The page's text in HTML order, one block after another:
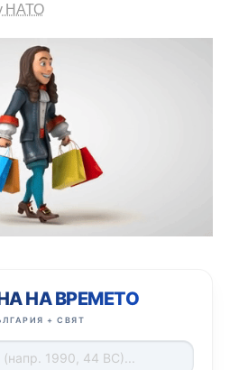
НАТО
НА ВРЕМЕТО
+ СВЯТ